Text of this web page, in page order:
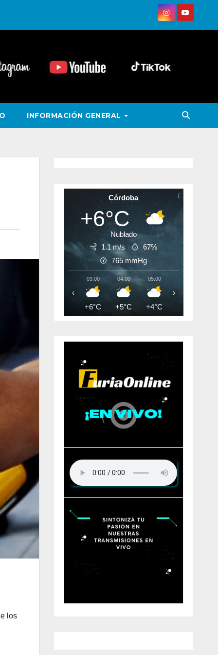
INFORMACIÓN GENERAL
los
Córdoba
+6°C
Nublado
1.1 m/s
67%
765mmHg
03:00
+6°C
04:00
+5°C
05:00
+4°C
‹ ›